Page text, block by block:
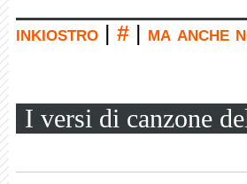
inkiostro # ma anche
I versi di canzone